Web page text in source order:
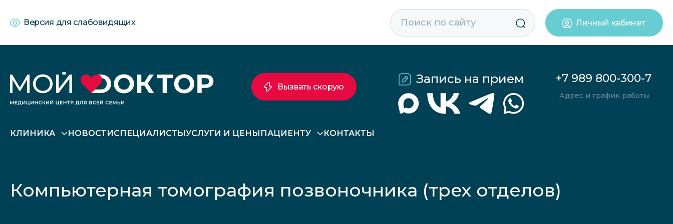
Версия для слабовидящих Личный кабинет
Запись на прием +7 989 800-300-7
Адрес и график работы
КЛИНИКА НОВОСТИСПЕЦИАЛИСТЫУСЛУГИ И ЦЕНЫ ПАЦИЕНТУ КОНТАКТЫ
Вызвать скорую
Компьютерная томография позвоночника (трех отделов)